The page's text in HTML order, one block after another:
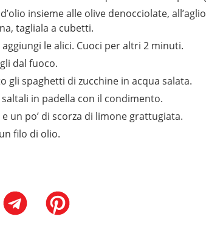
insieme alle olive denocciolate,
tagliala a cubetti.
le alici. Cuoci per altri 2 minuti.
dal fuoco.
gli spaghetti di zucchine in acqua salata.
in padella con il condimento.
un po’ di scorza di limone grattugiata.
filo di olio.